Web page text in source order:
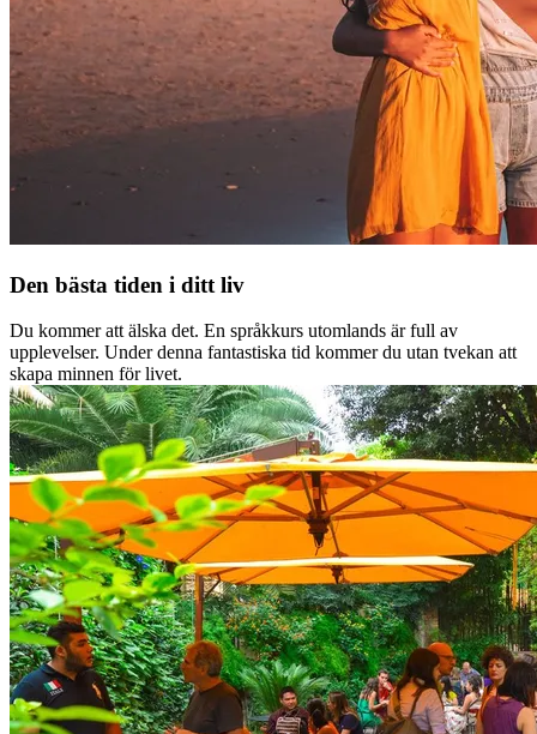
Den bästa tiden i ditt liv
Du kommer att älska det. En språkkurs utomlands är full av
upplevelser. Under denna fantastiska tid kommer du utan tvekan att
skapa minnen för livet.